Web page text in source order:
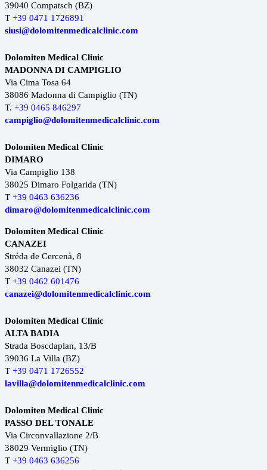
39040 Compatsch (BZ)
T +39 0471 1726891
siusi@dolomitenmedicalclinic.com
Dolomiten Medical Clinic
MADONNA DI CAMPIGLIO
Via Cima Tosa 64
38086 Madonna di Campiglio (TN)
T. +39 0465 846297
campiglio@dolomitenmedicalclinic.com
Dolomiten Medical Clinic
DIMARO
Via Campiglio 138
38025 Dimaro Folgarida (TN)
T +39 0463 636236
dimaro@dolomitenmedicalclinic.com
Dolomiten Medical Clinic
CANAZEI
Stréda de Cercenà, 8
38032 Canazei (TN)
T +39 0462 601476
canazei@dolomitenmedicalclinic.com
Dolomiten Medical Clinic
ALTA BADIA
Strada Boscdaplan, 13/B
39036 La Villa (BZ)
T +39 0471 1726552
lavilla@dolomitenmedicalclinic.com
Dolomiten Medical Clinic
PASSO DEL TONALE
Via Circonvallazione 2/B
38029 Vermiglio (TN)
T +39 0463 636256